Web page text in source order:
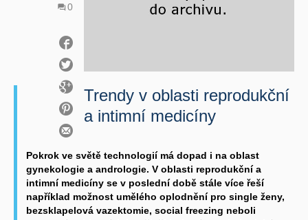
0
Trendy v oblasti reprodukční
a intimní medicíny
Pokrok ve světě technologií má dopad i na oblast
gynekologie a andrologie. V oblasti reprodukční a
intimní medicíny se v poslední době stále více řeší
například možnost umělého oplodnění pro single ženy,
bezsklapelová vazektomie, social freezing neboli